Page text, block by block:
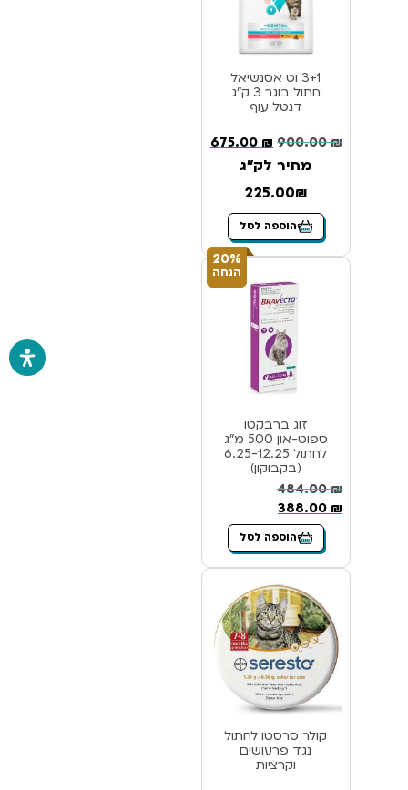
3+1 וט אסנשיאל
חתול בוגר 3 ק”ג
דנטל עוף
900.00₪
675.00 ₪
מחיר לק"ג
225.00₪
הוספה לסל
20%
הנחה
זוג ברבקטו
ספוט-און 500 מ”ג
לחתול 6.25-12.25
(בקבוקון)
484.00₪
388.00 ₪
הוספה לסל
קולר סרסטו לחתול
נגד פרעושים
וקרציות